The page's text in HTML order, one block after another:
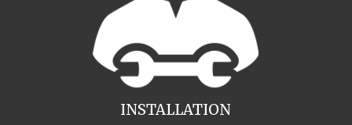
INSTALLATION